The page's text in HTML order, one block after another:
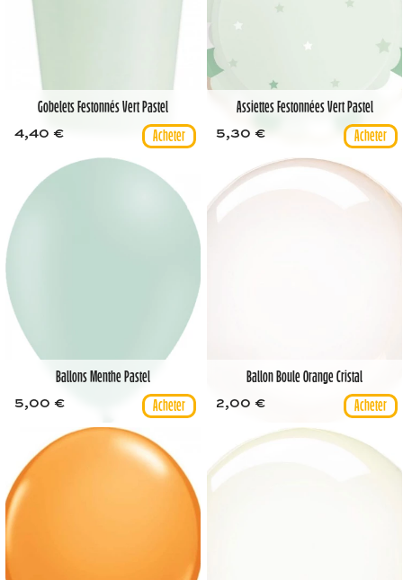
Gobelets Festonnés Vert Pastel
4,40 €
Assiettes Festonnées Vert Pastel
5,30 €
Ballons Menthe Pastel
5,00 €
Ballon Boule Orange Cristal
2,00 €